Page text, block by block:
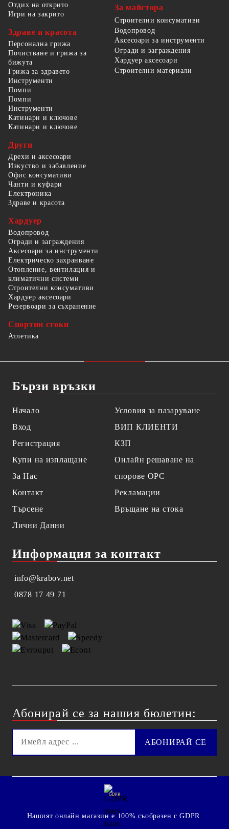
Отдих на открито
Игри на закрито
Здраве и красота
Персонална грижа
Почистване и грижа за
бижута
Грижа за здравето
За майстора
Строителни консумативи
Водопровод
Аксесоари за инструменти
Огради и заграждения
Хардуер аксесоари
Строителни материали
Инструменти
Помпи
Помпи
Инструменти
Катинари и ключове
Катинари и ключове
Други
Дрехи и аксесоари
Изкуство и забавление
Офис консумативи
Чанти и куфари
Електроника
Здраве и красота
Хардуер
Водопровод
Огради и заграждения
Аксесоари за инструменти
Електрическо захранване
Отопление, вентилация и
климатични системи
Строителни консумативи
Хардуер аксесоари
Резервоари за съхранение
Спортни стоки
Атлетика
Бързи връзки
Начало
Вход
Регистрация
Купи на изплащане
За Нас
Контакт
Търсене
Лични Данни
Условия за пазаруване
ВИП КЛИЕНТИ
КЗП
Онлайн решаване на
спорове OPC
Рекламации
Връщане на стока
Информация за контакт
info@krabov.net
0878 17 49 71
Абонирай се за нашия бюлетин:
GDPR
Нашият онлайн магазин е 100% съобразен с GDPR.